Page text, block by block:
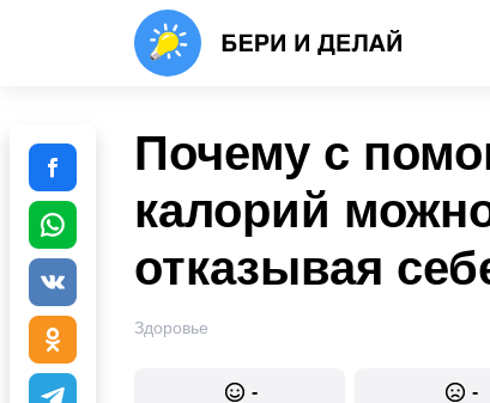
Почему с
калорий
отказывая
Здоровье
- -